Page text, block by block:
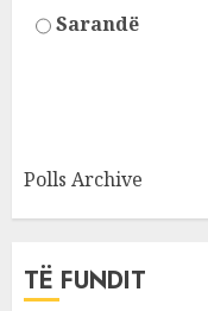
Sarandë
Polls Archive
TË FUNDIT